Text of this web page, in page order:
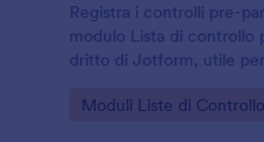
Registra i controlli pre-
modulo Lista di controllo
dritto di Jotform, utile
tracciabilità delle verifiche.
Go to Category:
Moduli Liste di Controllo